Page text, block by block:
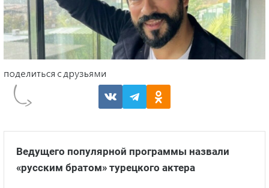
Ведущего популярной программы назвали
«русским братом» турецкого актера